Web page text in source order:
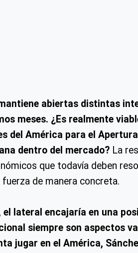
abiertas distintas
meses. ¿Es realmente
del América para el
dentro del mercado? La
que todavía deben
de manera concreta.
lateral encajaría en una
siempre son aspectos
jugar en el América,